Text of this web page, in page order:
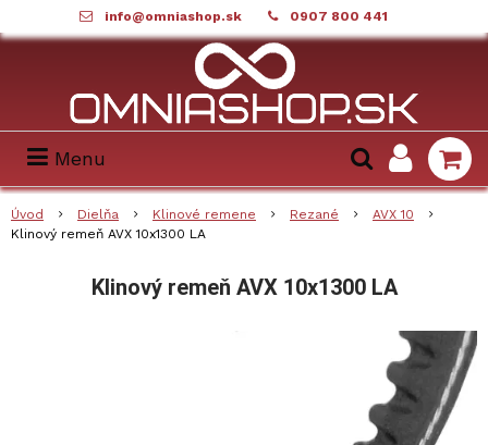
info@omniashop.sk 0907 800 441
Menu
Úvod Dielňa Klinové remene Rezané
AVX 10
Klinový remeň AVX 10x1300 LA
Klinový remeň AVX 10x1300 LA